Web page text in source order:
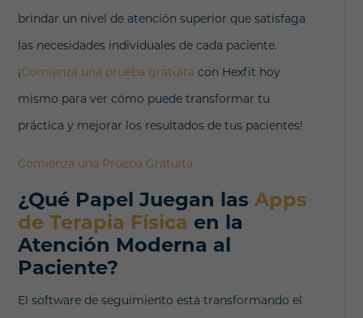
brindar un nivel de atención superior que satisfaga
las necesidades individuales de cada paciente.
¡Comienza una prueba gratuita con Hexfit hoy
mismo para ver cómo puede transformar tu
práctica y mejorar los resultados de tus pacientes!
Comienza una Prueba Gratuita
¿Qué Papel Juegan lasApps
de Terapia Física en la
Atención Moderna al
Paciente?
El software de seguimiento está transformando el